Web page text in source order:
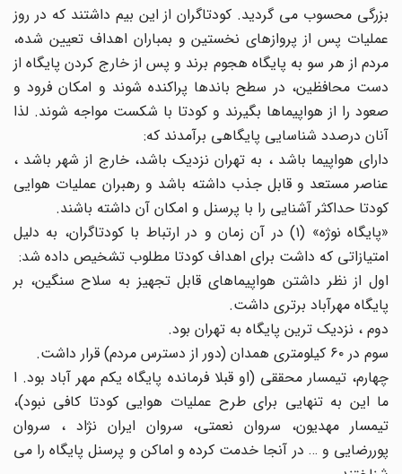
بزرگی محسوب می گردید. کودتاگران از این بیم داشتند که در روز
عملیات پس از پروازهای نخستین و بمباران اهداف تعیین شده،
مردم از هر سو به پایگاه هجوم برند و پس از خارج کردن پایگاه از
دست محافظین، در سطح باندها پراکنده شوند و امکان فرود و
صعود را از هواپیماها بگیرند و کودتا با شکست مواجه شوند. لذا
آنان درصدد شناسایی پایگاهی برآمدند که:
دارای هواپیما باشد ، به تهران نزدیک باشد، خارج از شهر باشد ،
عناصر مستعد و قابل جذب داشته باشد و رهبران عملیات هوایی
کودتا حداکثر آشنایی را با پرسنل و امکان آن داشته باشند.
«پایگاه نوژه» (۱) در آن زمان و در ارتباط با کودتاگران، به دلیل
امتیازاتی که داشت برای اهداف کودتا مطلوب تشخیص داده شد:
اول از نظر داشتن هواپیماهای قابل تجهیز به سلاح سنگین، بر
پایگاه مهرآباد برتری داشت.
دوم ، نزدیک ترین پایگاه به تهران بود.
سوم در ۶۰ کیلومتری همدان (دور از دسترس مردم) قرار داشت.
چهارم، تیمسار محققی (او قبلا فرمانده پایگاه یکم مهر آباد بود. ا
ما این به تنهایی برای طرح عملیات هوایی کودتا کافی نبود)،
تیمسار مهدیون، سروان نعمتی، سروان ایران نژاد ، سروان
پوررضایی و … در آنجا خدمت کرده و اماکن و پرسنل پایگاه را می